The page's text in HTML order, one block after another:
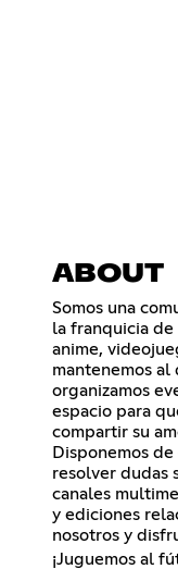
ABOUT
Somos una
la franquicia de
anime,
mantenemos al
organizamos
espacio para
compartir su
Disponemos
resolver dudas
canales
y ediciones
nosotros y
¡Juguemos al